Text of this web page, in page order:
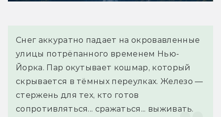
Снег аккуратно падает на окровавленные
улицы потрёпанного временем Нью-
Йорка. Пар окутывает кошмар, который
скрывается в тёмных переулках. Железо —
стержень для тех, кто готов
сопротивляться... сражаться... выживать.